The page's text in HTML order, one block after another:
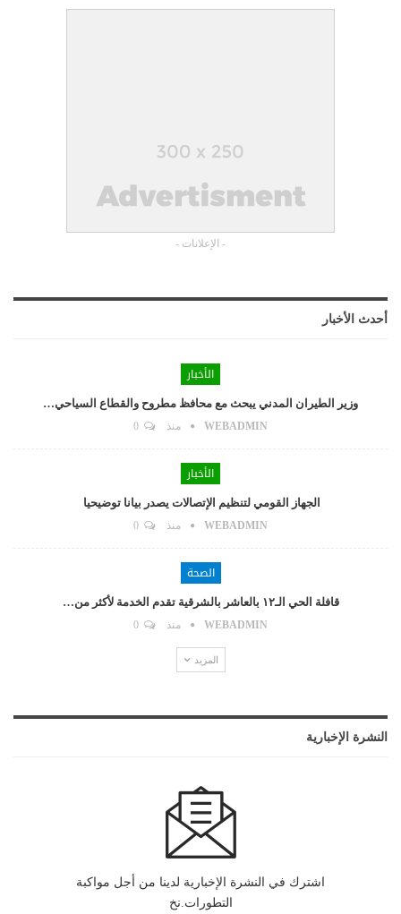
- الإعلانات -
أحدث الأخبار
الأخبار
وزير الطيران المدني يبحث مع محافظ مطروح والقطاع السياحي…
WEBADMIN منذ
الأخبار
الجهاز القومي لتنظيم الإتصالات يصدر بيانا توضيحيا
WEBADMIN منذ
الصحة
قافلة الحي الـ١٢ بالعاشر بالشرقية تقدم الخدمة لأكثر من…
WEBADMIN منذ
المزيد
النشرة الإخبارية
اشترك في النشرة الإخبارية لدينا من أجل مواكبة
التطورات.نخ